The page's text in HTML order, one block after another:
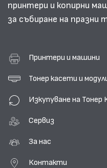
принтери и копирни
за събиране на празни
Принтери и машини
Тонер касети и
Изкупуване на Тонер
Сервиз
За нас
Контакти